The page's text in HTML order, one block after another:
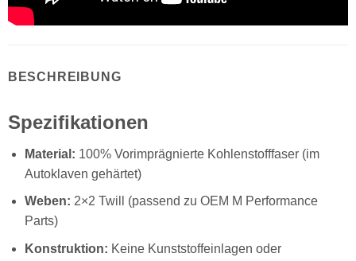
BESCHREIBUNG
Spezifikationen
Material: 100% Vorimprägnierte Kohlenstofffaser (im
Autoklaven gehärtet)
Weben: 2×2 Twill (passend zu OEM M Performance
Parts)
Konstruktion: Keine Kunststoffeinlagen oder